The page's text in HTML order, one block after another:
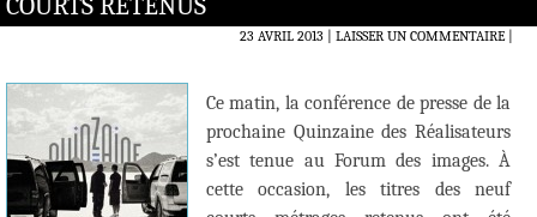
COURTS RETENUS
23 AVRIL 2013 LAISSER UN COMMENTAIRE|
Ce matin, la conférence de presse de la
prochaine Quinzaine des Réalisateurs
s’est tenue au Forum des images. À
cette occasion, les titres des neuf